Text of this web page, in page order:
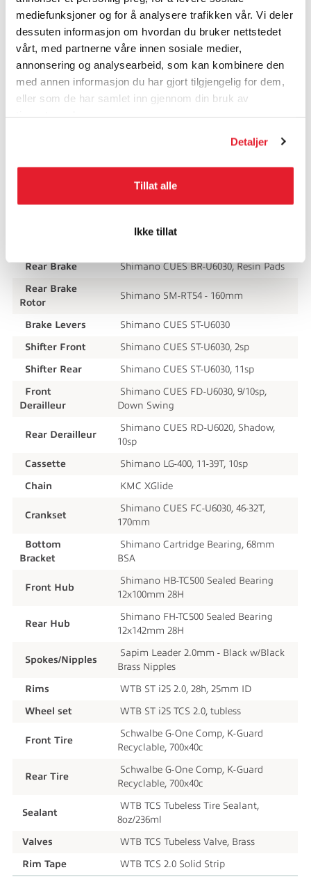
mediefunksjoner og for å analysere trafikken vår. Vi deler
dessuten informasjon om hvordan du bruker nettstedet
vårt, med partnerne våre innen sosiale medier,
annonsering og analysearbeid, som kan kombinere den
med annen informasjon du har gjort tilgjengelig for dem,
eller som de har samlet inn gjennom din bruk av
Detaljer
Tillat alle
Ikke tillat
Grips Griptacular Shockproof Tape 3mm
Handle Bar
Norco Super Flare Aluminum
Compact, 40cm (S1,S2) - 42cm (S3) -
44cm (S4) - 46cm (S5), 16 Degree
Stem
Norco SL Alloy 70mm Length, 31.8mm
Selle Royale SRX Gravel, 148mm
Front Brake Shimano CUES BR-U6030, Resin Pads
Shimano SM-RT54 - 160mm
Rear Brake Shimano CUES BR-U6030, Resin Pads
Rear Brake
Rotor
Shimano SM-RT54 - 160mm
Brake Levers Shimano CUES ST-U6030
Shifter Front Shimano CUES ST-U6030, 2sp
Shifter Rear Shimano CUES ST-U6030, 11sp
Front
Derailleur
Shimano CUES FD-U6030, 9/10sp,
Down Swing
Rear Derailleur
Shimano CUES RD-U6020, Shadow,
10sp
Cassette Shimano LG-400, 11-39T, 10sp
Chain KMC XGlide
Crankset
Shimano CUES FC-U6030, 46-32T,
170mm
Bottom
Bracket
Shimano Cartridge Bearing, 68mm
BSA
Front Hub
Shimano HB-TC500 Sealed Bearing
12x100mm 28H
Rear Hub
Shimano FH-TC500 Sealed Bearing
12x142mm 28H
Spokes/Nipples
Sapim Leader 2.0mm - Black w/Black
Brass Nipples
Rims WTB ST i25 2.0, 28h, 25mm ID
Wheel set WTB ST i25 TCS 2.0, tubless
Front Tire
Schwalbe G-One Comp, K-Guard
Recyclable, 700x40c
Rear Tire
Schwalbe G-One Comp, K-Guard
Recyclable, 700x40c
Sealant
WTB TCS Tubeless Tire Sealant,
8oz/236ml
Valves WTB TCS Tubeless Valve, Brass
Rim Tape WTB TCS 2.0 Solid Strip